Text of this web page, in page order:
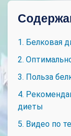
1. Белковая
2.
3. Польза
4.
диеты
5. Видео по